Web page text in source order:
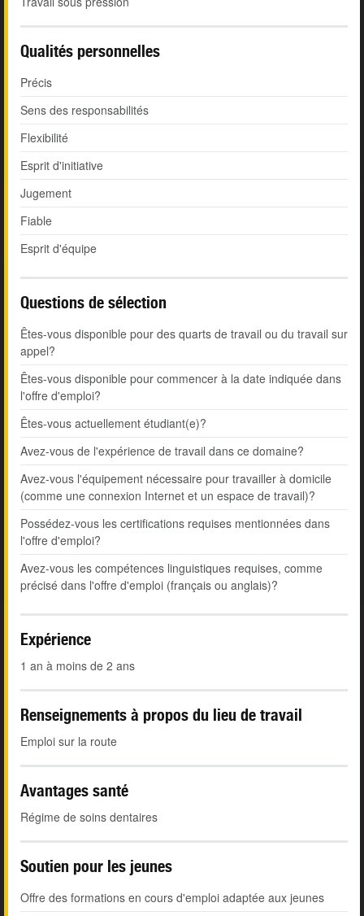
Qualités personnelles
Précis
Sens des responsabilités
Flexibilité
Esprit d'initiative
Jugement
Fiable
Esprit d'équipe
Questions de sélection
Êtes-vous disponible pour des quarts de travail ou du travail sur
appel?
Êtes-vous disponible pour commencer à la date indiquée dans
l'offre d'emploi?
Êtes-vous actuellement étudiant(e)?
Avez-vous de l'expérience de travail dans ce domaine?
Avez-vous l'équipement nécessaire pour travailler à domicile
(comme une connexion Internet et un espace de travail)?
Possédez-vous les certifications requises mentionnées dans
l'offre d'emploi?
Avez-vous les compétences linguistiques requises, comme
précisé dans l'offre d'emploi (français ou anglais)?
Expérience
1 an à moins de 2 ans
Renseignements à propos du lieu de travail
Emploi sur la route
Avantages santé
Régime de soins dentaires
Soutien pour les jeunes
Offre des formations en cours d'emploi adaptée aux jeunes